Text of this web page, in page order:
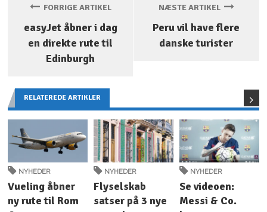
FORRIGE ARTIKEL
easyJet åbner i dag
en direkte rute til
Edinburgh
NÆSTE ARTIKEL
Peru vil have flere
danske turister
RELATEREDE ARTIKLER
NYHEDER
Vueling åbner
ny rute til Rom
NYHEDER
Flyselskab
satser på 3 nye
NYHEDER
Se videoen:
Messi & Co.